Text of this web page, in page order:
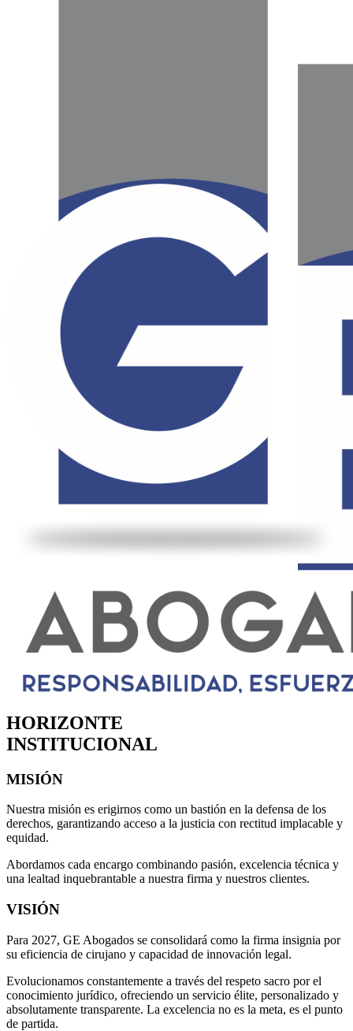
HORIZONTE
INSTITUCIONAL
MISIÓN
Nuestra misión es erigirnos como un bastión en la defensa de los
derechos, garantizando acceso a la justicia con rectitud implacable y
equidad.
Abordamos cada encargo combinando pasión, excelencia técnica y
una lealtad inquebrantable a nuestra firma y nuestros clientes.
VISIÓN
Para 2027, GE Abogados se consolidará como la firma insignia por
su eficiencia de cirujano y capacidad de innovación legal.
Evolucionamos constantemente a través del respeto sacro por el
conocimiento jurídico, ofreciendo un servicio élite, personalizado y
absolutamente transparente. La excelencia no es la meta, es el punto
de partida.